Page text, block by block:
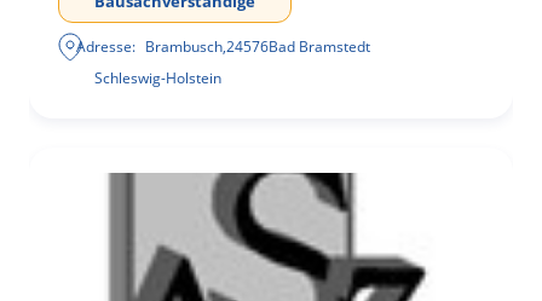
Adresse: Brambusch,24576Bad Bramstedt
Schleswig-Holstein